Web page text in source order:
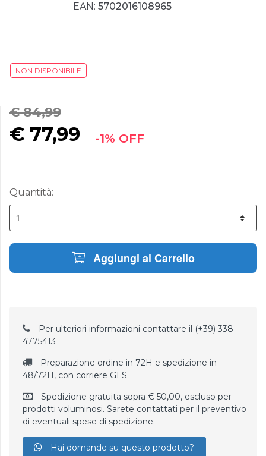
EAN: 5702016108965
NON DISPONIBILE
€ 84,99
€ 77,99 -1% OFF
Quantità:
Aggiungi al Carrello
Per ulteriori informazioni contattare il (+39) 338
4775413
Preparazione ordine in 72H e spedizione in
48/72H, con corriere GLS
Spedizione gratuita sopra € 50,00, escluso per
prodotti voluminosi. Sarete contattati per il preventivo
di eventuali spese di spedizione.
Hai domande su questo prodotto?